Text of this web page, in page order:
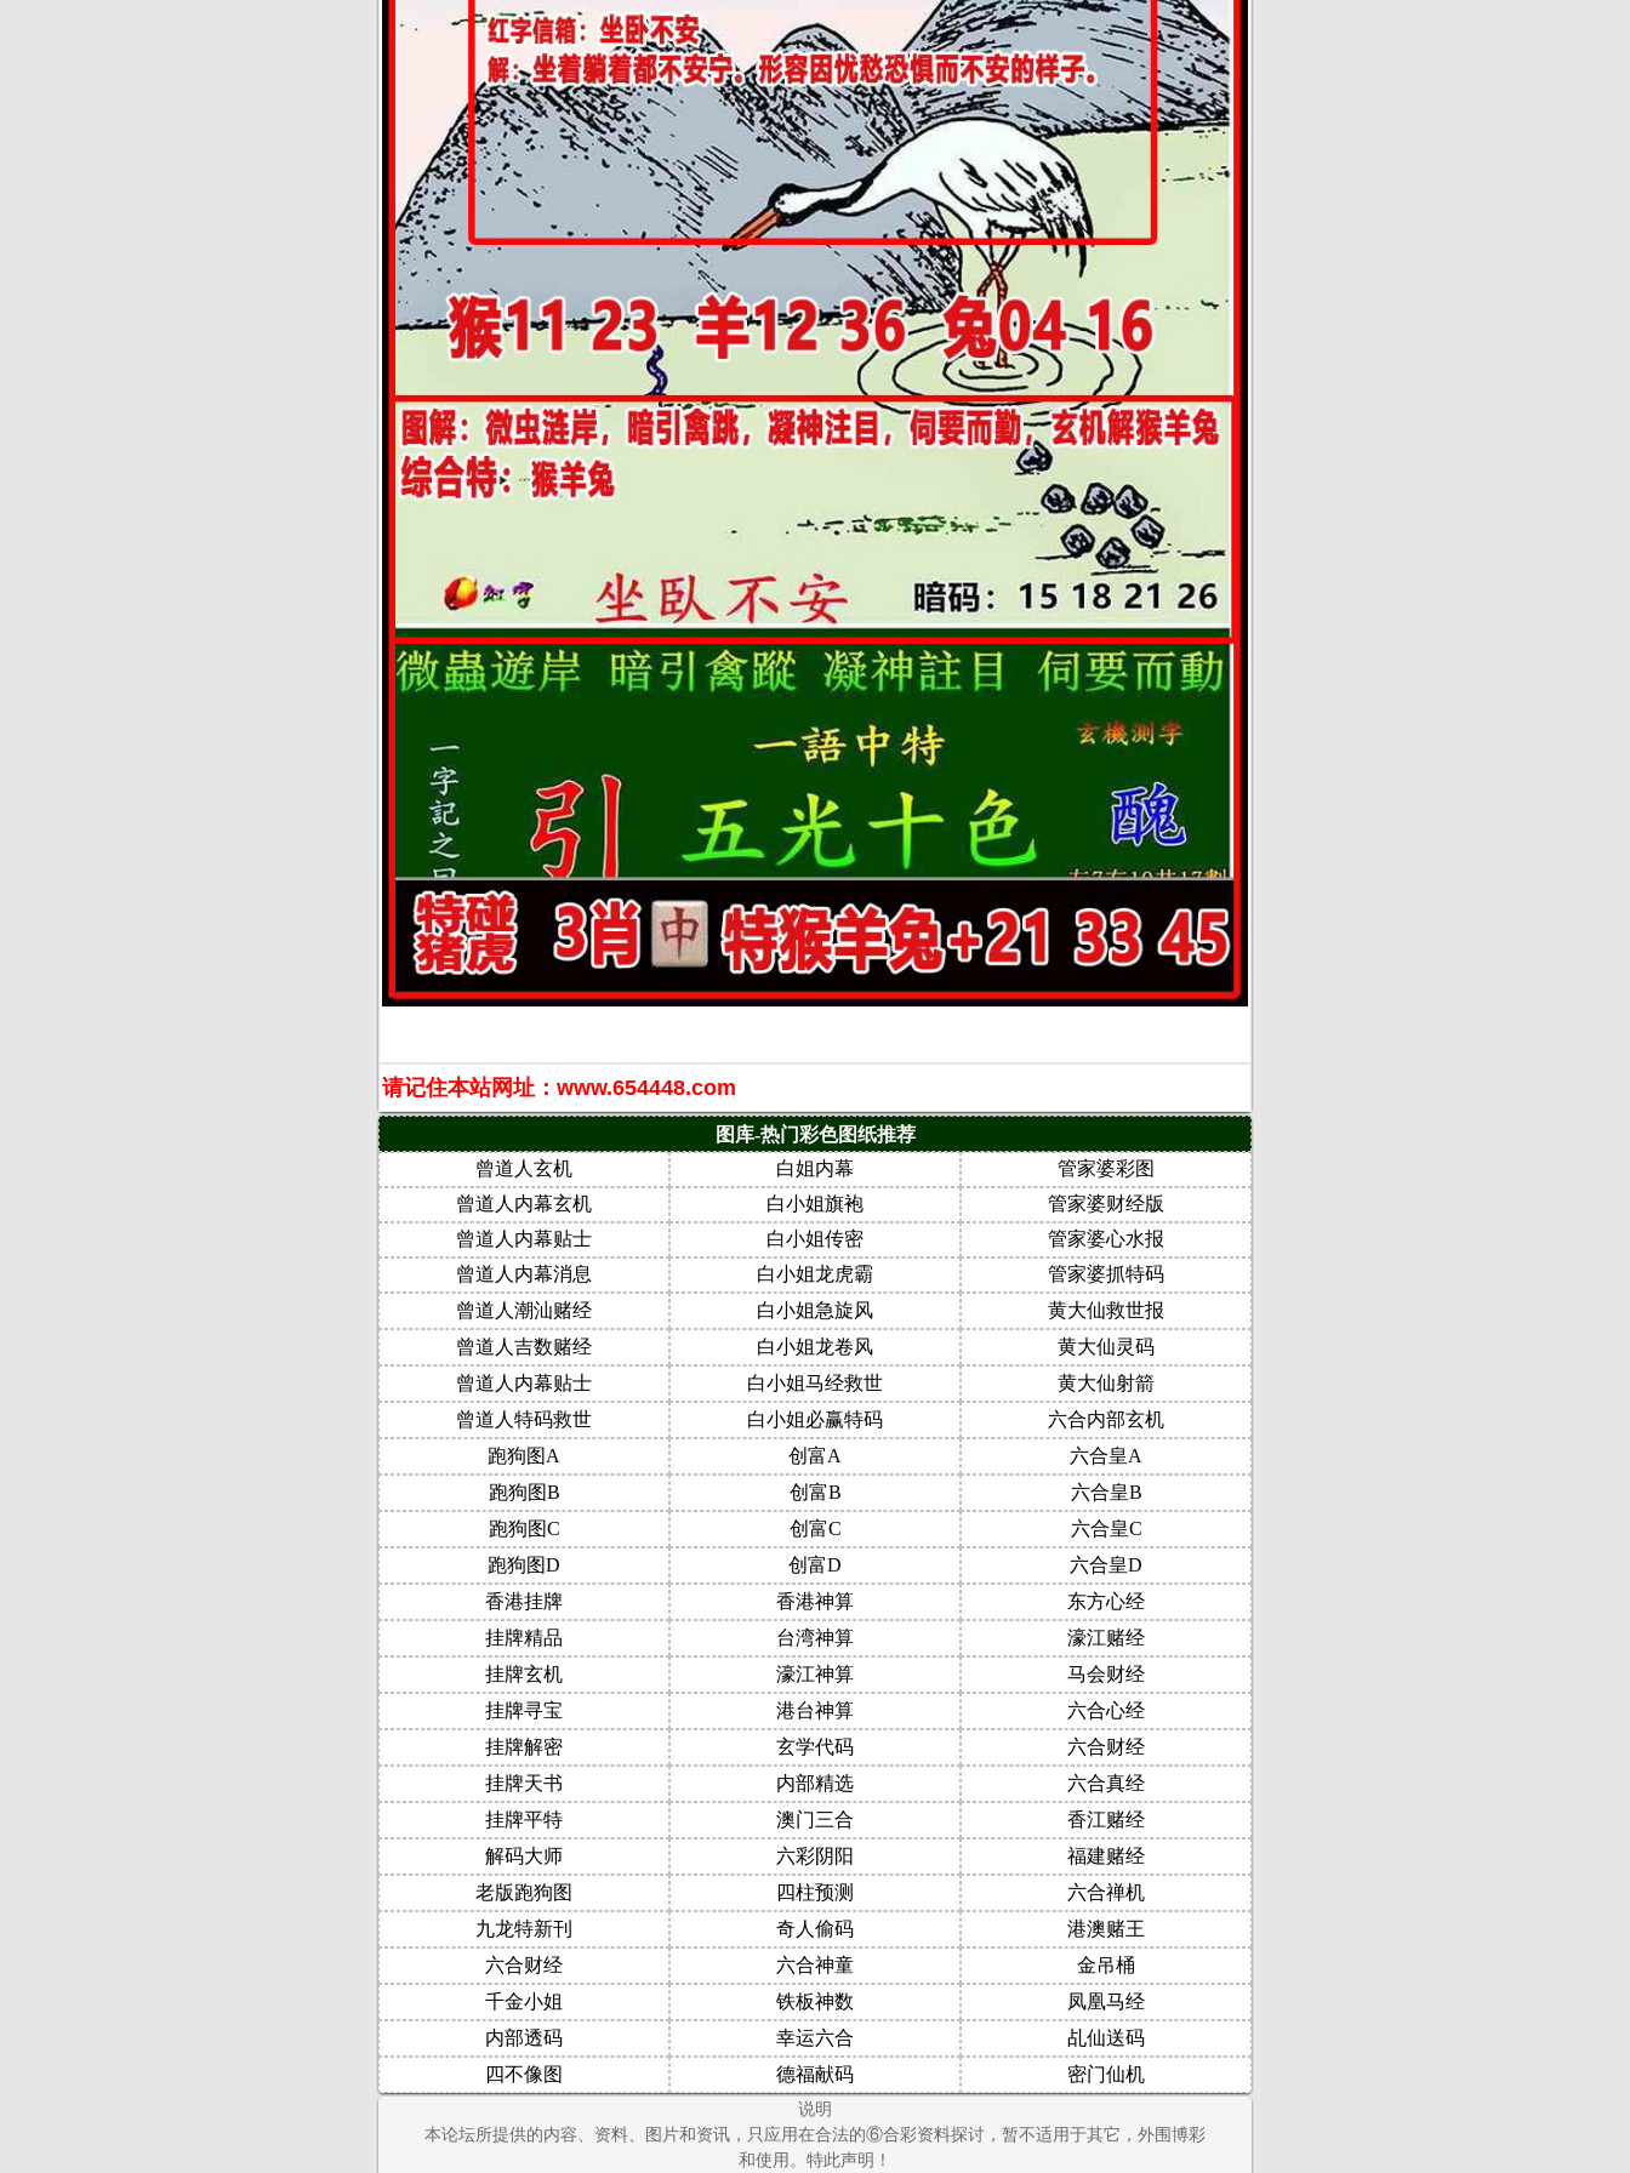
请记住本站网址：www.654448.com
图库-热门彩色图纸推荐
曾道人玄机
白姐内幕
管家婆彩图
曾道人内幕玄机
白小姐旗袍
管家婆财经版
曾道人内幕贴士
白小姐传密
管家婆心水报
曾道人内幕消息
白小姐龙虎霸
管家婆抓特码
曾道人潮汕赌经
白小姐急旋风
黄大仙救世报
曾道人吉数赌经
白小姐龙卷风
黄大仙灵码
曾道人内幕贴士
白小姐马经救世
黄大仙射箭
曾道人特码救世
白小姐必赢特码
六合内部玄机
跑狗图A
创富A
六合皇A
跑狗图B
创富B
六合皇B
跑狗图C
创富C
六合皇C
跑狗图D
创富D
六合皇D
香港挂牌
香港神算
东方心经
挂牌精品
台湾神算
濠江赌经
挂牌玄机
濠江神算
马会财经
挂牌寻宝
港台神算
六合心经
挂牌解密
玄学代码
六合财经
挂牌天书
内部精选
六合真经
挂牌平特
澳门三合
香江赌经
解码大师
六彩阴阳
福建赌经
老版跑狗图
四柱预测
六合禅机
九龙特新刊
奇人偷码
港澳赌王
六合财经
六合神童
金吊桶
千金小姐
铁板神数
凤凰马经
内部透码
幸运六合
乩仙送码
四不像图
德福献码 密门仙机
说明
本论坛所提供的内容、资料、图片和资讯，只应用在合法的⑥合彩资料探讨，暂不适用于其它，外围博彩
和使用。特此声明！